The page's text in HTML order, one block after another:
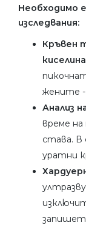
Необходимо
изследвания:
Кръвен
киселина
жените -
Анализ
време на
става. В
уратни